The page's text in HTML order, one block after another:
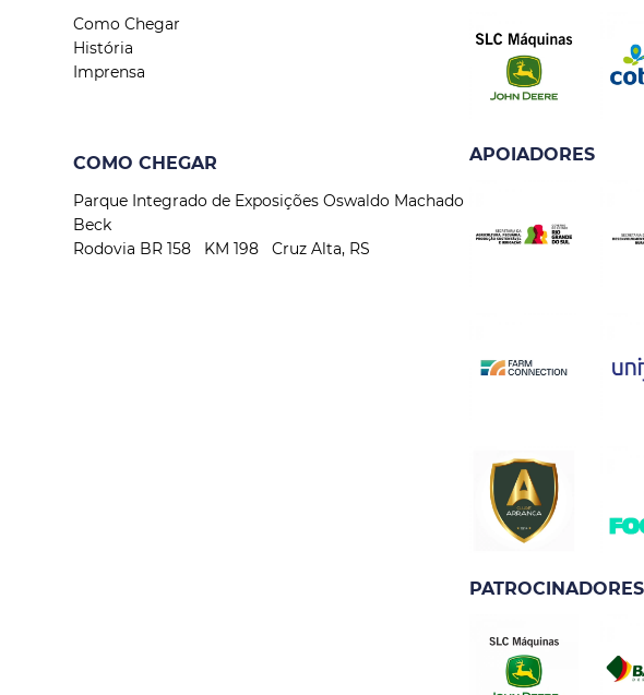
Como Chegar
História
Imprensa
COMO CHEGAR
Parque Integrado de Exposições Oswaldo Machado
Beck
Rodovia BR 158 KM 198 Cruz Alta, RS
APOIADORES